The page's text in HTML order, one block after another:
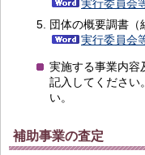
実行委員会
団体の概要調書
実行委員会
実施する事業内容
記入してください
い。
補助事業の査定